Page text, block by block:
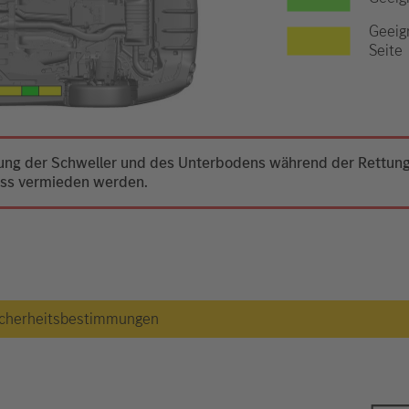
Seite
der Schweller und des Unterbodens während der
vermieden werden.